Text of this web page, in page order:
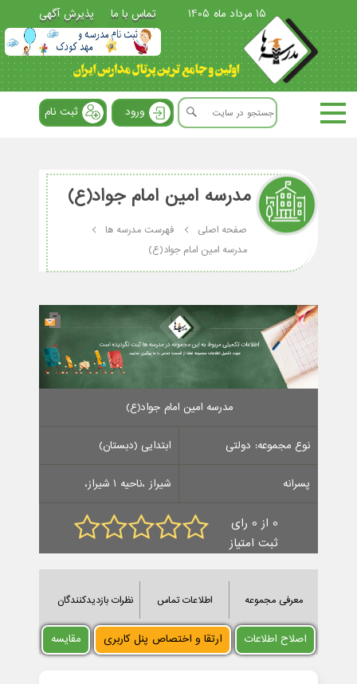
15 مرداد ماه 1405 تماس با ما پذیرش آگهی
ورود ثبت نام
مدرسه امین امام جواد(ع)
صفحه اصلی
فهرست مدرسه ها
مدرسه امین امام جواد(ع)
مدرسه امین امام جواد(ع)
نوع مجموعه: دولتی ابتدایی (دبستان)
پسرانه شیراز ،ناحیه 1 شیراز،
0 از 0 رای
ثبت امتیاز
معرفی مجموعه اطلاعات تماس نظرات بازدیدکنندگان
اصلاح اطلاعات ارتقا و اختصاص پنل کاربری مقایسه